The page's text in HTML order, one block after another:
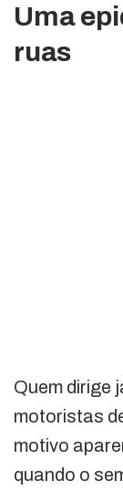
Uma
ruas
Quem dirige
motoristas
motivo
quando o